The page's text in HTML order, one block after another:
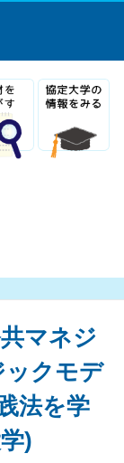
マネジ
ックモデ
法を学
)